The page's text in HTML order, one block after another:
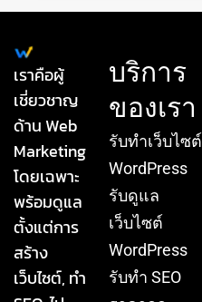
เราคือผู้
เชี่ยวชาญ
ด้าน Web
Marketing
โดยเฉพาะ
พร้อมดูแล
ตั้งแต่การ
สร้าง
เว็บไซต์, ทำ
บริการ
ของเรา
รับทําเว็บไซต์
WordPress
รับดูแล
เว็บไซต์
WordPress
รับทำ SEO